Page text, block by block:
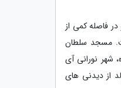
فاصله کمی از
مسجد سلطان
شهر نورانی آی
از دیدنی های